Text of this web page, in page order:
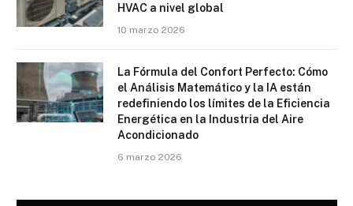
HVAC a nivel global
10 marzo 2026
La Fórmula del Confort Perfecto: Cómo
el Análisis Matemático y la IA están
redefiniendo los límites de la Eficiencia
Energética en la Industria del Aire
Acondicionado
6 marzo 2026